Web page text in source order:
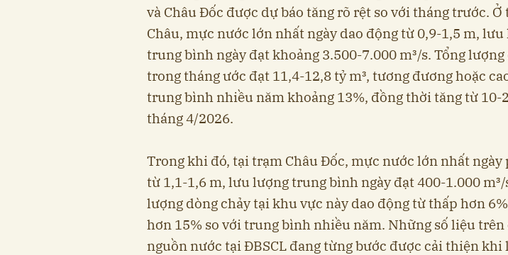
và Châu Đốc được dự báo tăng rõ rệt so với tháng trước. Ở
Châu, mực nước lớn nhất ngày dao động từ 0,9-1,5 m,
trung bình ngày đạt khoảng 3.500-7.000 m³/s. Tổng
trong tháng ước đạt 11,4-12,8 tỷ m³, tương đương hoặc
trung bình nhiều năm khoảng 13%, đồng thời tăng từ 10-
tháng 4/2026.
Trong khi đó, tại trạm Châu Đốc, mực nước lớn nhất ngày
từ 1,1-1,6 m, lưu lượng trung bình ngày đạt 400-1.000 m³/
lượng dòng chảy tại khu vực này dao động từ thấp hơn
hơn 15% so với trung bình nhiều năm. Những số liệu trên
nguồn nước tại ĐBSCL đang từng bước được cải thiện khi